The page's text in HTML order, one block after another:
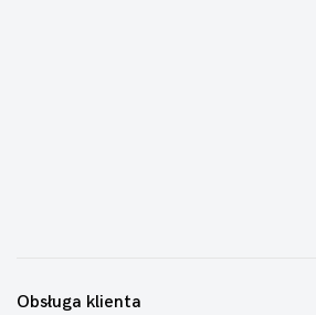
Obsługa klienta